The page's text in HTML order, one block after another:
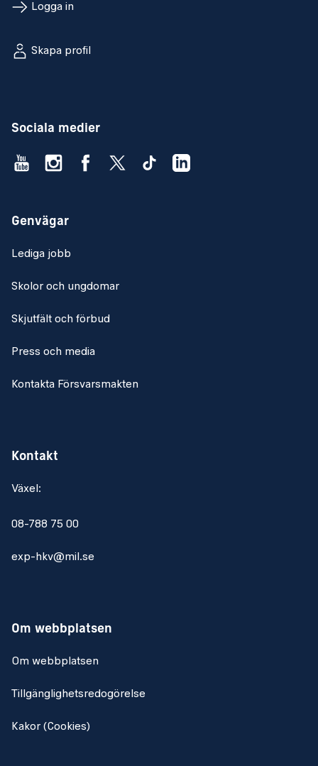
Logga in
Skapa profil
Sociala medier
Genvägar
Lediga jobb
Skolor och ungdomar
Skjutfält och förbud
Press och media
Kontakta Försvarsmakten
Kontakt
Växel:
08-788 75 00
exp-hkv@mil.se
Om webbplatsen
Om webbplatsen
Tillgänglighetsredogörelse
Kakor (Cookies)